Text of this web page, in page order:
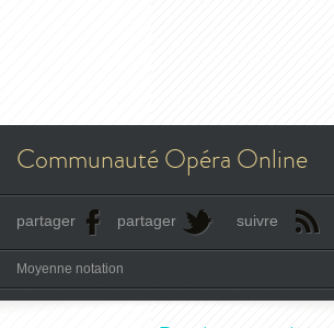
Communauté Opéra Online
partager partager suivre
Moyenne notation